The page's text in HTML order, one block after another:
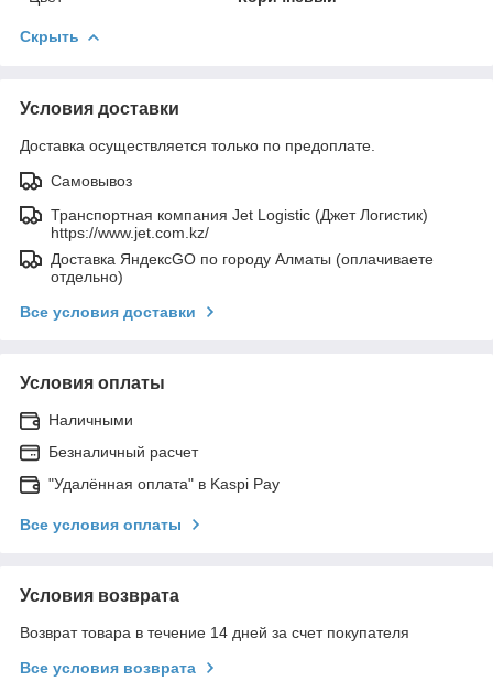
Скрыть
Условия доставки
Доставка осуществляется только по предоплате.
Самовывоз
Транспортная компания Jet Logistic (Джет Логистик)
https://www.jet.com.kz/
Доставка ЯндексGO по городу Алматы (оплачиваете
отдельно)
Все условия доставки
Условия оплаты
Наличными
Безналичный расчет
"Удалённая оплата" в Kaspi Pay
Все условия оплаты
Условия возврата
Возврат товара в течение 14 дней за счет покупателя
Все условия возврата